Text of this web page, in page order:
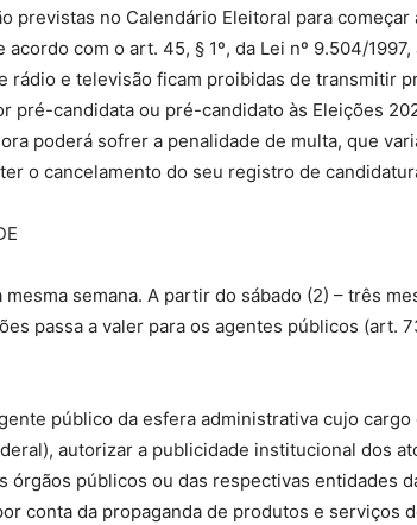
previstas no Calendário Eleitoral para começar
com o art. 45, § 1º, da Lei nº 9.504/
rádio e televisão ficam proibidas de transmitir
pré-candidata ou pré-candidato às Eleições
poderá sofrer a penalidade de multa, que
o cancelamento do seu registro de
semana. A partir do sábado (2) – três
passa a valer para os agentes públicos (art.
público da esfera administrativa cujo cargo
autorizar a publicidade institucional dos
órgãos públicos ou das respectivas entidades
conta da propaganda de produtos e serviços